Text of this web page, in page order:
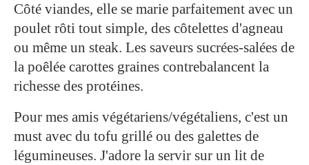
Côté viandes, elle se marie parfaitement avec un
poulet rôti tout simple, des côtelettes d'agneau
ou même un steak. Les saveurs sucrées-salées de
la poêlée carottes graines contrebalancent la
richesse des protéines.
Pour mes amis végétariens/végétaliens, c'est un
must avec du tofu grillé ou des galettes de
légumineuses. J'adore la servir sur un lit de